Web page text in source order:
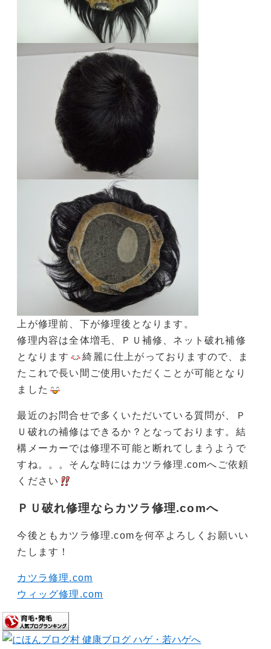
上が修理前、下が修理後となります。
修理内容は全体増毛、ＰＵ補修、ネット破れ補修
となります
綺麗に仕上がっておりますので、ま
たこれで長い間ご使用いただくことが可能となり
ました
最近のお問合せで多くいただいている質問が、Ｐ
Ｕ破れの補修はできるか？となっております。結
構メーカーでは修理不可能と断れてしまうようで
すね。。。そんな時にはカツラ修理.comへご依頼
ください
ＰＵ破れ修理ならカツラ修理.comへ
今後ともカツラ修理.comを何卒よろしくお願いい
たします！
カツラ修理.com
ウィッグ修理.com